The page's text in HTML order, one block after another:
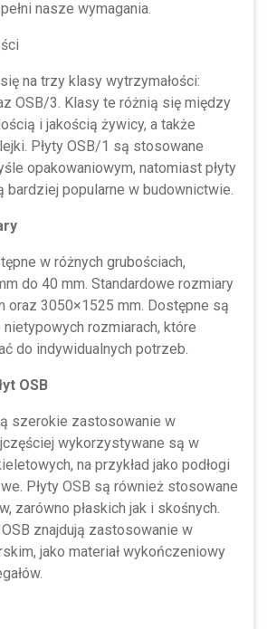
nasze wymagania.
na trzy klasy wytrzymałości:
OSB/3. Klasy te różnią się między
i jakością żywicy, a także
Płyty OSB/1 są stosowane
opakowaniowym, natomiast płyty
bardziej popularne w budownictwie.
w różnych grubościach,
do 40 mm. Standardowe rozmiary
oraz 3050×1525 mm. Dostępne są
nietypowych rozmiarach, które
do indywidualnych potrzeb.
OSB
szerokie zastosowanie w
wykorzystywane są w
na przykład jako podłogi
Płyty OSB są również stosowane
zarówno płaskich jak i skośnych.
znajdują zastosowanie w
jako materiał wykończeniowy